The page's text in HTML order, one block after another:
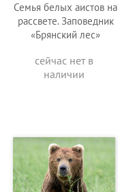
Семья белых аистов на
рассвете. Заповедник
«Брянский лес»
сейчас нет в
наличии